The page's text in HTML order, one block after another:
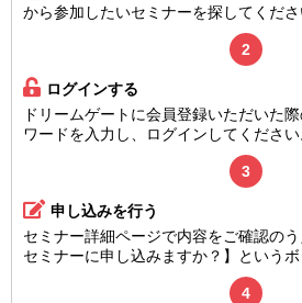
から参加したいセミナーを探してくださ
2
ログインする
ドリームゲートに会員登録いただいた
ワードを入力し、ログインしてください
3
申し込みを行う
セミナー詳細ページで内容をご確認の
セミナーに申し込みますか？】というボ
4